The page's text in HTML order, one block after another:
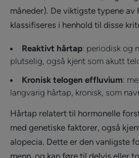
måneder). De viktigste typene av
klassifiseres i henhold til disse
Reaktivt hårtap: periodisk og
plutselig, også kjent som akutt
Kronisk telogen effluvium:
langvarig hårtap, kronisk, som
Hårtap relatert til hormonelle
med genetiske faktorer, også
alopecia. Dette er den vanligste
menn, og kan føre til delvis eller